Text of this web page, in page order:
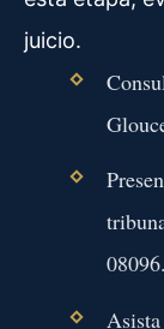
juicio.
08096.